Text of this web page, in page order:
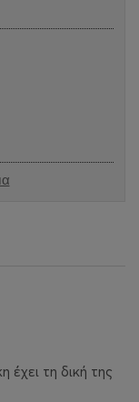
έχει τη δική της